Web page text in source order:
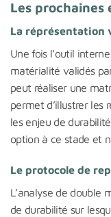
Les prochaines
La réprésentation
Une fois l’outil
matérialité validés
peut réaliser une
permet d’illustrer les
les enjeu de
option à ce stade et
Le protocole de
L’analyse de double
de durabilité sur